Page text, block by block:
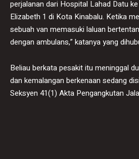
perjalanan dari Hospital Lahad Datu
Elizabeth 1 di Kota Kinabalu. Ketika
sebuah van memasuki laluan
dengan ambulans,” katanya yang
Beliau berkata pesakit itu meninggal
dan kemalangan berkenaan sedang
Seksyen 41(1) Akta Pengangkutan